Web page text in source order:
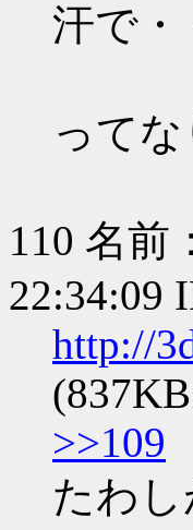
汗で・
って
110 名前：
22:34:09
http://
>>109
たわ